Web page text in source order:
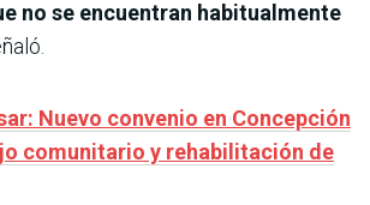
no se encuentran habitualmente
Nuevo convenio en Concepción
comunitario y rehabilitación de